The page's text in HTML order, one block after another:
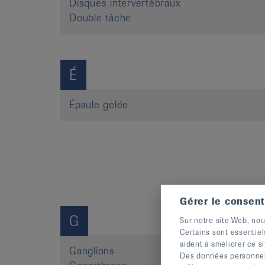
Disques intervertébraux
Double tâche
É
Épaule gelée
G
Ganglions
Gérer le
Sur notre site Web,
Certains sont
aident à améliorer ce
Des données